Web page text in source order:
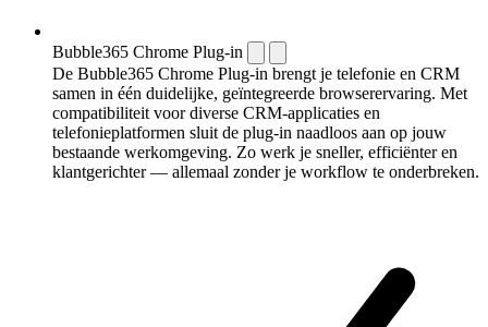
Bubble365 Chrome Plug-in
De Bubble365 Chrome Plug-in brengt je telefonie en CRM
samen in één duidelijke, geïntegreerde browserervaring. Met
compatibiliteit voor diverse CRM-applicaties en
telefonieplatformen sluit de plug-in naadloos aan op jouw
bestaande werkomgeving. Zo werk je sneller, efficiënter en
klantgerichter — allemaal zonder je workflow te onderbreken.